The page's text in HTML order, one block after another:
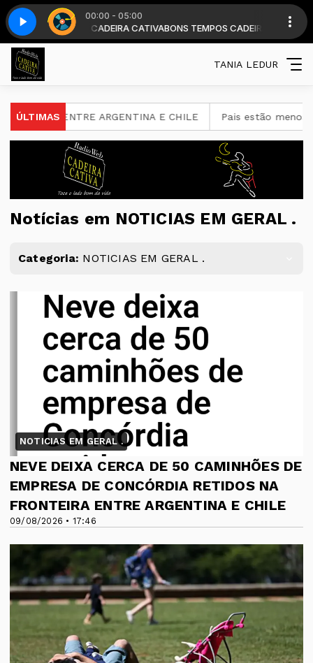
00:00 - 05:00
DJ CADEIRA CATIVABONS TEMPOS CADEIRA diariamente a partir
Top classic - Parte 2
TANIA LEDUR
ÚLTIMAS
ARGENTINA E CHILE Pais estão menos presentes
Notícias em NOTICIAS EM GERAL .
Categoria: NOTICIAS EM GERAL .
NOTICIAS EM GERAL .
09/08/2026 • 17:46
NEVE DEIXA CERCA DE 50 CAMINHÕES DE
EMPRESA DE CONCÓRDIA RETIDOS NA
FRONTEIRA ENTRE ARGENTINA E CHILE